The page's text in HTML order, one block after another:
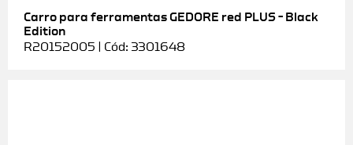
Carro para ferramentas GEDORE red PLUS – Black
Edition
R20152005 | Cód: 3301648